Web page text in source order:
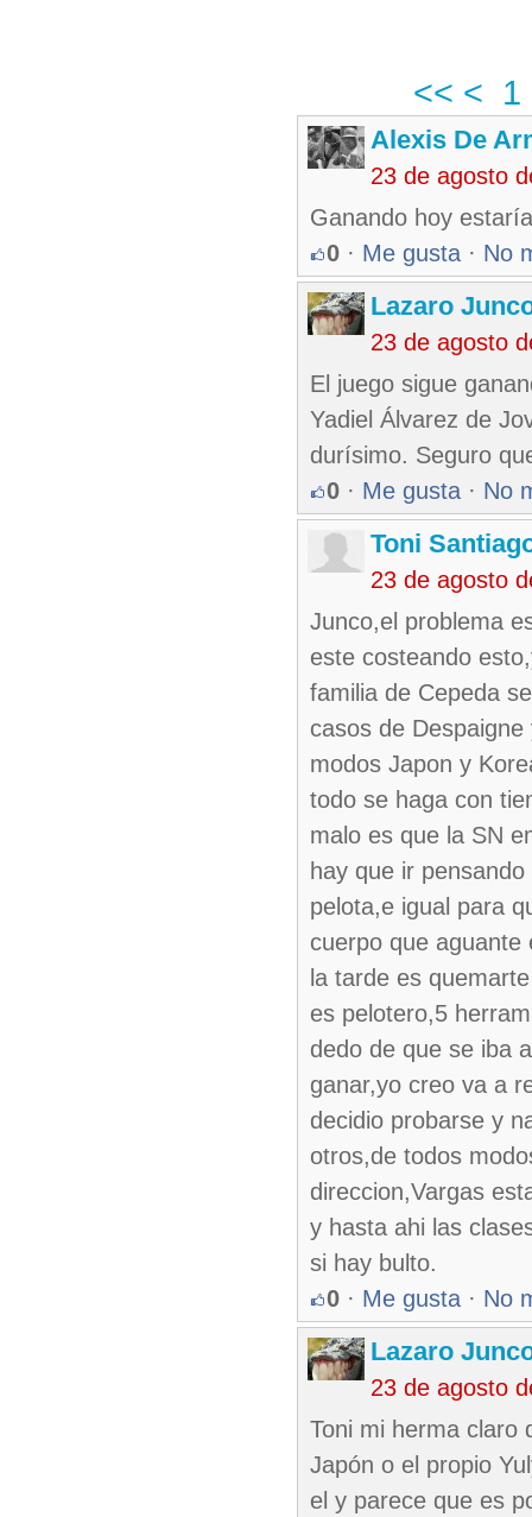
<< < 1
Alexis De
23 de agosto
Ganando hoy
0 · Me gusta · No
Lazaro
23 de agosto
El juego sigue
Yadiel Álvarez de
durísimo. Seguro
0 · Me gusta · No
Toni
23 de agosto
Junco,el problema
este costeando
familia de Cepeda
casos de
modos Japon y
todo se haga con
malo es que la SN
hay que ir
pelota,e igual para
cuerpo que
la tarde es
es pelotero,5
dedo de que se iba
ganar,yo creo va a
decidio probarse y
otros,de todos
direccion,Vargas
y hasta ahi las
si hay bulto.
0 · Me gusta · No
Lazaro
23 de agosto
Toni mi herma claro
Japón o el propio
el y parece que es